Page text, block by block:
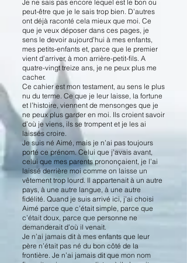
Je ne sais pas encore lequel est le bon ou
peut-être que je le sais trop bien. D’autres
ont déjà raconté cela mieux que moi. Ce
que je veux déposer dans ces pages, je
sens le devoir aujourd’hui à mes enfants,
mes petits-enfants et, parce que le premier
vient d’arriver, à mon arrière-petit-fils. A
quatre-vingt treize ans, je ne peux plus me
cacher.
Ce cahier est mon testament, au sens le plus
nu du terme. Ce que je leur laisse, la fortune
et l’histoire, viennent de mensonges que je
ne peux plus garder en moi. Ils croient savoir
d’où je viens, ils se trompent et je les ai
laissés croire.
Je suis né Aimé, mais je n’ai pas toujours
porté ce prénom. Celui que j’avais avant,
celui que mes parents prononçaient, je l’ai
laissé derrière moi comme on laisse un
vêtement trop lourd. Il appartenait à un autre
pays, à une autre langue, à une autre
fidélité. Quand je suis arrivé ici, j’ai choisi
Aimé parce que c’était simple, parce que
c’était doux, parce que personne ne
demanderait d’où il venait.
Je n’ai jamais dit à mes enfants que leur
père n’était pas né du bon côté de la
frontière. Je n’ai jamais dit que mon nom